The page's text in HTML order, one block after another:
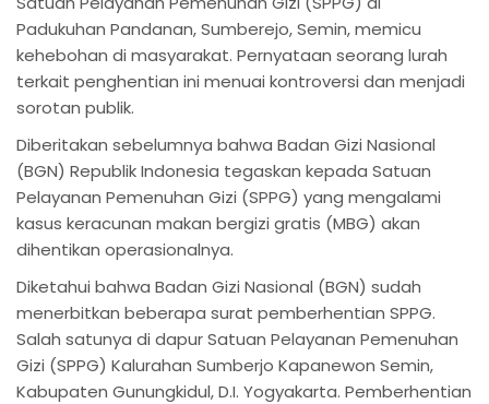
Padukuhan Pandanan, Sumberejo, Semin, memicu
kehebohan di masyarakat. Pernyataan seorang lurah
terkait penghentian ini menuai kontroversi dan menjadi
sorotan publik.
Diberitakan sebelumnya bahwa Badan Gizi Nasional
(BGN) Republik Indonesia tegaskan kepada Satuan
Pelayanan Pemenuhan Gizi (SPPG) yang mengalami
kasus keracunan makan bergizi gratis (MBG) akan
dihentikan operasionalnya.
Diketahui bahwa Badan Gizi Nasional (BGN) sudah
menerbitkan beberapa surat pemberhentian SPPG.
Salah satunya di dapur Satuan Pelayanan Pemenuhan
Gizi (SPPG) Kalurahan Sumberjo Kapanewon Semin,
Kabupaten Gunungkidul, D.I. Yogyakarta. Pemberhentian